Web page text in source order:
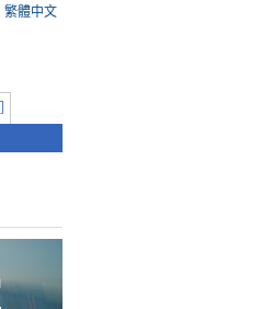
繁體中文